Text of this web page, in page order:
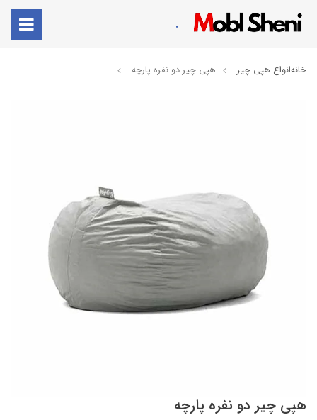
.
خانهانواع هپی چیر هپی چیر دو نفره پارچه
هپی چیر دو نفره پارچه